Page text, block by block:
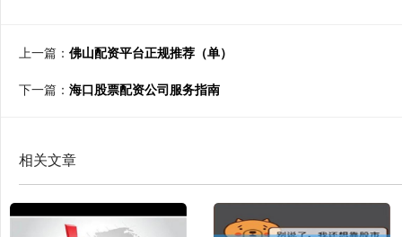
上一篇： 佛山配资平台正规推荐（单）
下一篇： 海口股票配资公司服务指南
相关文章